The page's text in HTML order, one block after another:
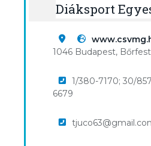
Diáksport
1046 Budapest,
1/380-7170; 30/
6679